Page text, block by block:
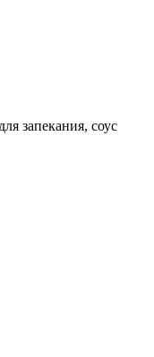
запекания, соус